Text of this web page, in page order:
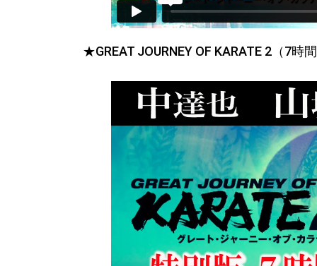
★GREAT JOURNEY OF KARATE 2（7時